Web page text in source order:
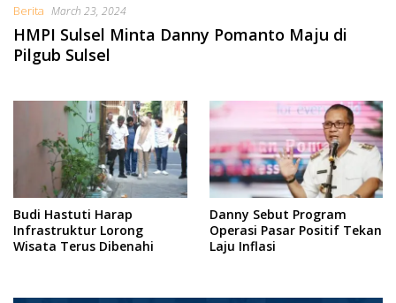
Berita March 23, 2024
HMPI Sulsel Minta Danny Pomanto Maju di
Pilgub Sulsel
Budi Hastuti Harap
Infrastruktur Lorong
Wisata Terus Dibenahi
Danny Sebut Program
Operasi Pasar Positif Tekan
Laju Inflasi